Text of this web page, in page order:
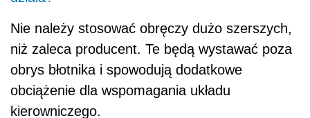
Nie należy stosować obręczy dużo szerszych,
niż zaleca producent. Te będą wystawać poza
obrys błotnika i spowodują dodatkowe
obciążenie dla wspomagania układu
kierowniczego.